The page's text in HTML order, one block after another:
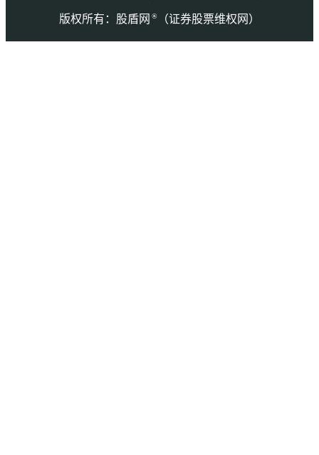
版权所有：股盾网 ® （证券股票维权网）